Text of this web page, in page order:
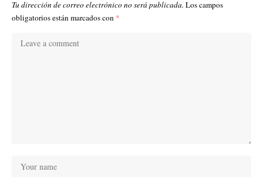
Tu dirección de correo electrónico no será publicada. Los campos
obligatorios están marcados con *